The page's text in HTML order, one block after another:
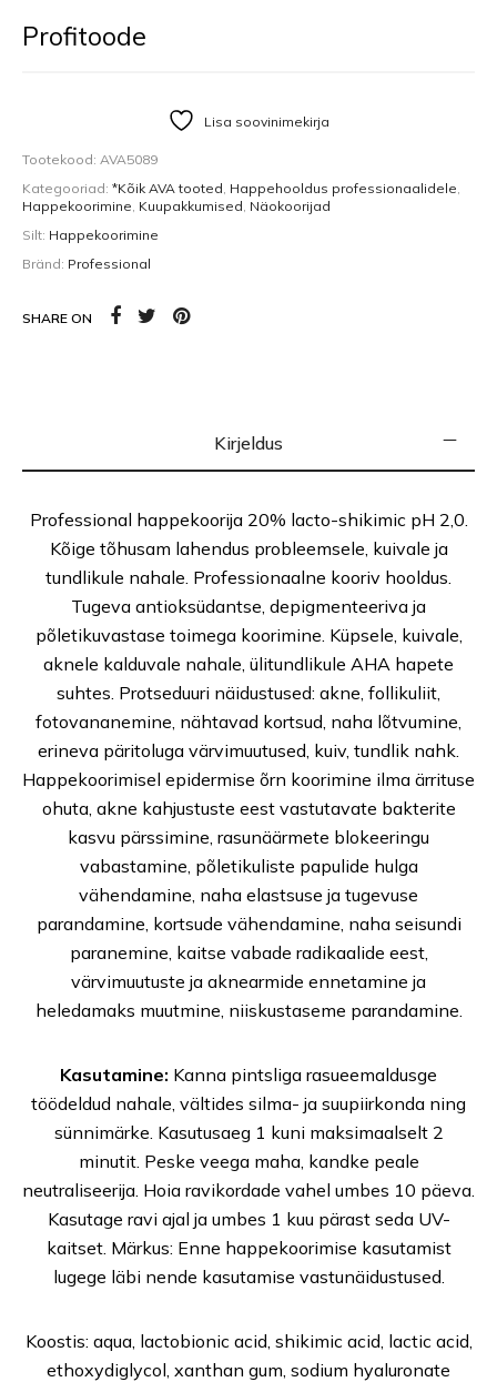
Profitoode
Lisa soovinimekirja
Tootekood: AVA5089
Kategooriad: *Kõik AVA tooted, Happehooldus professionaalidele,
Happekoorimine, Kuupakkumised, Näokoorijad
Silt: Happekoorimine
Bränd: Professional
SHARE ON
Kirjeldus
Professional happekoorija 20% lacto-shikimic pH 2,0.
Kõige tõhusam lahendus probleemsele, kuivale ja
tundlikule nahale. Professionaalne kooriv hooldus.
Tugeva antioksüdantse, depigmenteeriva ja
põletikuvastase toimega koorimine. Küpsele, kuivale,
aknele kalduvale nahale, ülitundlikule AHA hapete
suhtes. Protseduuri näidustused: akne, follikuliit,
fotovananemine, nähtavad kortsud, naha lõtvumine,
erineva päritoluga värvimuutused, kuiv, tundlik nahk.
Happekoorimisel epidermise õrn koorimine ilma ärrituse
ohuta, akne kahjustuste eest vastutavate bakterite
kasvu pärssimine, rasunäärmete blokeeringu
vabastamine, põletikuliste papulide hulga
vähendamine, naha elastsuse ja tugevuse
parandamine, kortsude vähendamine, naha seisundi
paranemine, kaitse vabade radikaalide eest,
värvimuutuste ja aknearmide ennetamine ja
heledamaks muutmine, niiskustaseme parandamine.
Kasutamine: Kanna pintsliga rasueemaldusge
töödeldud nahale, vältides silma- ja suupiirkonda ning
sünnimärke. Kasutusaeg 1 kuni maksimaalselt 2
minutit. Peske veega maha, kandke peale
neutraliseerija. Hoia ravikordade vahel umbes 10 päeva.
Kasutage ravi ajal ja umbes 1 kuu pärast seda UV-
kaitset. Märkus: Enne happekoorimise kasutamist
lugege läbi nende kasutamise vastunäidustused.
Koostis: aqua, lactobionic acid, shikimic acid, lactic acid,
ethoxydiglycol, xanthan gum, sodium hyaluronate